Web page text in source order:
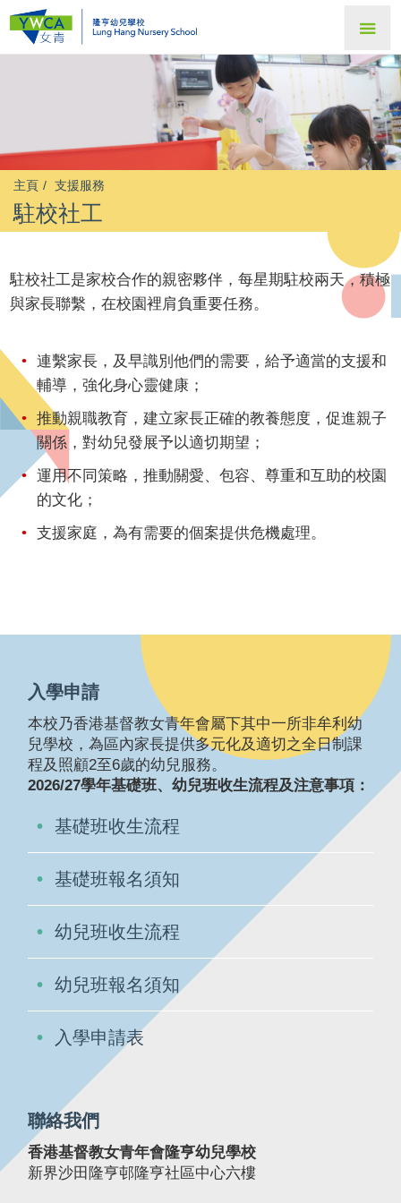
主頁 支援服務
駐校社工
駐校社工是家校合作的親密夥伴，每星期駐校兩天，積極
與家長聯繫，在校園裡肩負重要任務。
連繫家長，及早識別他們的需要，給予適當的支援和
輔導，強化身心靈健康；
推動親職教育，建立家長正確的教養態度，促進親子
關係，對幼兒發展予以適切期望；
運用不同策略，推動關愛、包容、尊重和互助的校園
的文化；
支援家庭，為有需要的個案提供危機處理。
入學申請
本校乃香港基督教女青年會屬下其中一所非牟利幼
兒學校，為區內家長提供多元化及適切之全日制課
程及照顧2至6歲的幼兒服務。
2026/27學年基礎班、幼兒班收生流程及注意事項：
基礎班收生流程
基礎班報名須知
幼兒班收生流程
幼兒班報名須知
入學申請表
聯絡我們
香港基督教女青年會隆亨幼兒學校
新界沙田隆亨邨隆亨社區中心六樓